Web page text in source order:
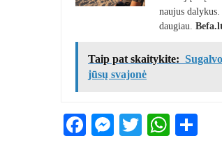
naujus
daugiau.
Taip pat skaitykite:
jūsų svajonė
Facebook
Messenger
Twitter